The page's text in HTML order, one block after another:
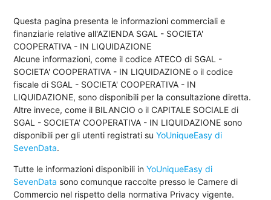
Questa pagina presenta le informazioni commerciali e
finanziarie relative all'AZIENDA SGAL - SOCIETA'
COOPERATIVA - IN LIQUIDAZIONE
Alcune informazioni, come il codice ATECO di SGAL -
SOCIETA' COOPERATIVA - IN LIQUIDAZIONE o il codice
fiscale di SGAL - SOCIETA' COOPERATIVA - IN
LIQUIDAZIONE, sono disponibili per la consultazione diretta.
Altre invece, come il BILANCIO o il CAPITALE SOCIALE di
SGAL - SOCIETA' COOPERATIVA - IN LIQUIDAZIONE sono
disponibili per gli utenti registrati suYoUniqueEasy di
SevenData.
Tutte le informazioni disponibili inYoUniqueEasy di
SevenData sono comunque raccolte presso le Camere di
Commercio nel rispetto della normativa Privacy vigente.